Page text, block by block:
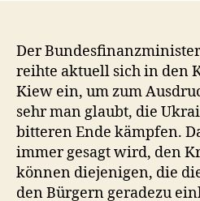
Der
reihte aktuell sich in den
Kiew ein, um zum
sehr man glaubt, die
bitteren Ende kämpfen.
immer gesagt wird, den
können diejenigen, die
den Bürgern geradezu